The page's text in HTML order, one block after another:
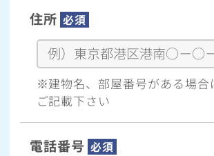
住所 必須
※建物名、部屋番号がある場合
ご記載下さい
電話番号 必須